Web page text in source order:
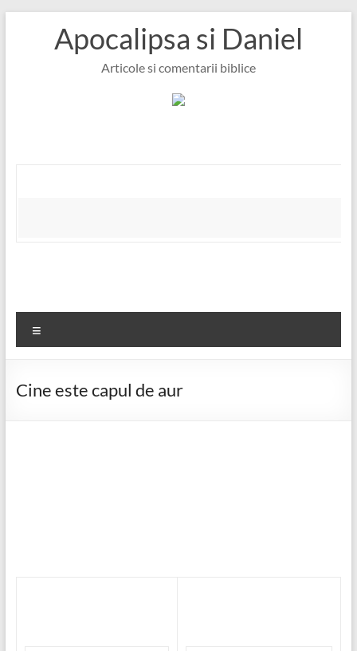
Apocalipsa si Daniel
Articole si comentarii biblice
Cine este capul de aur